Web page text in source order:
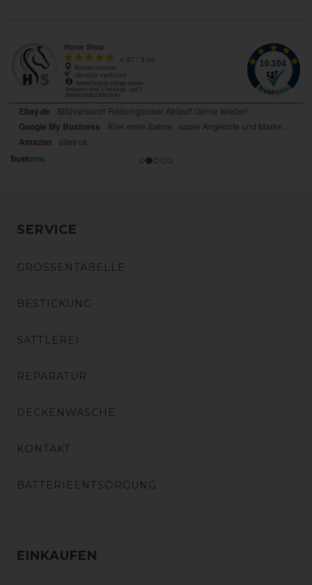
SERVICE
GRÖSSENTABELLE
BESTICKUNG
SATTLEREI
REPARATUR
DECKENWÄSCHE
KONTAKT
BATTERIEENTSORGUNG
EINKAUFEN